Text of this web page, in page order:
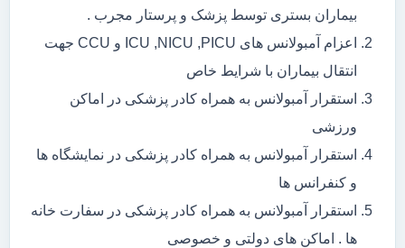
بیماران بستری توسط پزشک و پرستار مجرب .
اعزام آمبولانس های ICU ,NICU ,PICU و CCU جهت
انتقال بیماران با شرایط خاص
استقرار آمبولانس به همراه کادر پزشکی در اماکن
ورزشی
استقرار آمبولانس به همراه کادر پزشکی در نمایشگاه ها
و کنفرانس ها
استقرار آمبولانس به همراه کادر پزشکی در سفارت خانه
ها . اماکن های دولتی و خصوصی